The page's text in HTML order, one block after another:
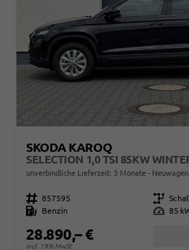
SKODA KAROQ
SELECTION 1,0 TSI 85KW
unverbindliche Lieferzeit: 3 Monate Neuwagen
Fahrzeugnr. 857595 Getriebe
Kraftstoff
Benzin Leistung 85
28.890,– €
incl. 19% MwSt.